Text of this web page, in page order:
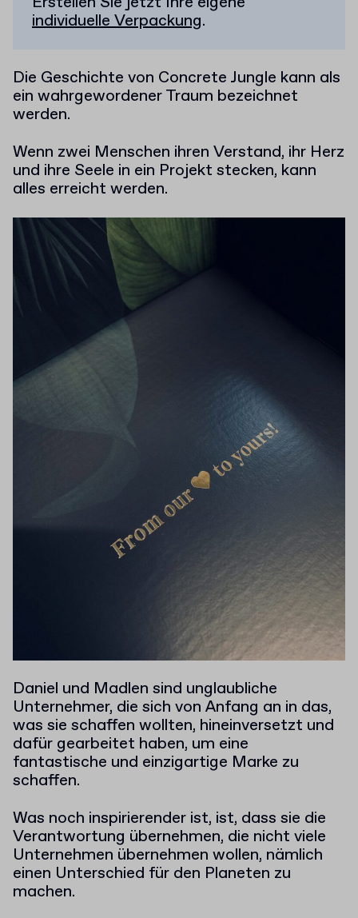
individuelle Verpackung.
Die Geschichte von Concrete Jungle kann als
ein wahrgewordener Traum bezeichnet
werden.
Wenn zwei Menschen ihren Verstand, ihr Herz
und ihre Seele in ein Projekt stecken, kann
alles erreicht werden.
Daniel und Madlen sind unglaubliche
Unternehmer, die sich von Anfang an in das,
was sie schaffen wollten, hineinversetzt und
dafür gearbeitet haben, um eine
fantastische und einzigartige Marke zu
schaffen.
Was noch inspirierender ist, ist, dass sie die
Verantwortung übernehmen, die nicht viele
Unternehmen übernehmen wollen, nämlich
einen Unterschied für den Planeten zu
machen.